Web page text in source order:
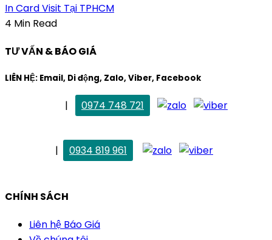
In Card Visit Tại TPHCM
4 Min Read
TƯ VẤN & BÁO GIÁ
LIÊN HỆ: Email, Di động, Zalo, Viber, Facebook
|
0974 748 721
|
0934 819 961
CHÍNH SÁCH
Liên hệ Báo Giá